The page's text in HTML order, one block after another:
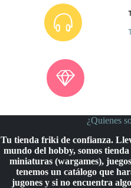
¿Quienes
Tu tienda friki de confianza.
mundo del hobby, somos
miniaturas (wargames),
tenemos un catálogo que
jugones y si no encuentra